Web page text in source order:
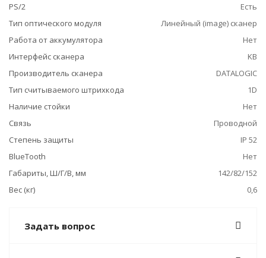
PS/2
Есть
Тип оптического модуля
Линейный (image) сканер
Работа от аккумулятора
Нет
Интерфейс сканера
KB
Производитель сканера
DATALOGIC
Тип считываемого штрихкода
1D
Наличие стойки
Нет
Связь
Проводной
Степень защиты
IP 52
BlueTooth
Нет
Габариты, Ш/Г/В, мм
142/82/152
Вес (кг)
0,6
Задать вопрос